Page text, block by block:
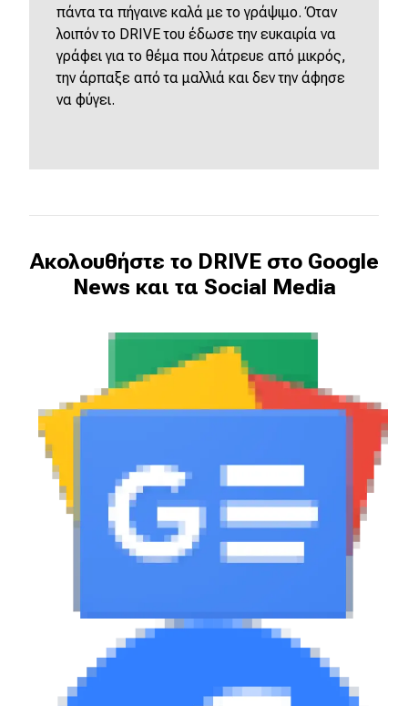
πάντα τα πήγαινε καλά με το γράψιμο. Όταν
λοιπόν το DRIVE του έδωσε την ευκαιρία να
γράφει για το θέμα που λάτρευε από μικρός,
την άρπαξε από τα μαλλιά και δεν την άφησε
να φύγει.
Ακολουθήστε το DRIVE στο Google
News και τα Social Media